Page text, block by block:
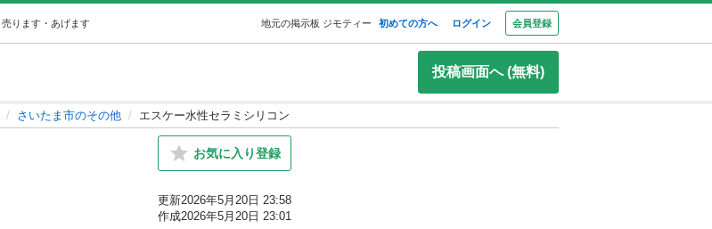
売ります・あげます 地元の掲示板 ジモティー 初めての方へ ログイン 会員登録
投稿画面へ (無料)
さいたま市のその他 エスケー水性セラミシリコン
お気に入り登録
更新2026年5月20日 23:58
作成2026年5月20日 23:01